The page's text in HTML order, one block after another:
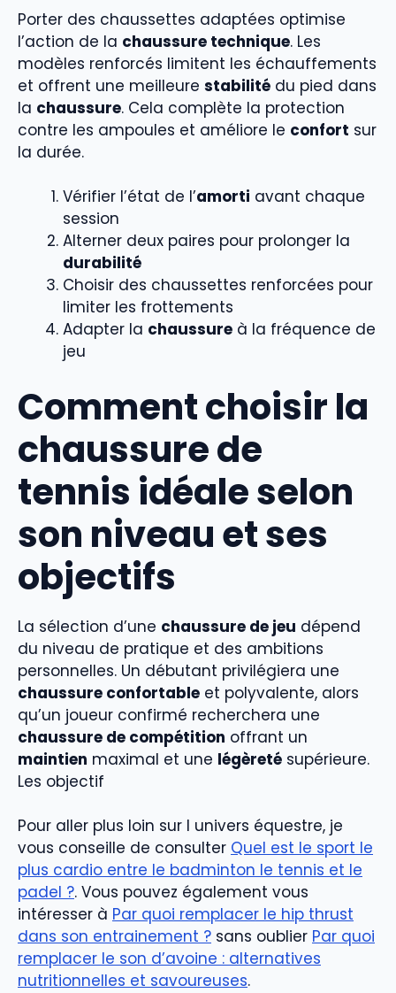
Porter des chaussettes adaptées optimise
l’action de la chaussure technique. Les
modèles renforcés limitent les échauffements
et offrent une meilleure stabilité du pied dans
la chaussure. Cela complète la protection
contre les ampoules et améliore le confort sur
la durée.
Vérifier l’état de l’amorti avant chaque
session
Alterner deux paires pour prolonger la
durabilité
Choisir des chaussettes renforcées pour
limiter les frottements
Adapter la chaussure à la fréquence de
jeu
Comment choisir la
chaussure de
tennis idéale selon
son niveau et ses
objectifs
La sélection d’une chaussure de jeu dépend
du niveau de pratique et des ambitions
personnelles. Un débutant privilégiera une
chaussure confortable et polyvalente, alors
qu’un joueur confirmé recherchera une
chaussure de compétition offrant un
maintien maximal et une légèreté supérieure.
Les objectif
Pour aller plus loin sur l univers équestre, je
vous conseille de consulter Quel est le sport le
plus cardio entre le badminton le tennis et le
padel ?. Vous pouvez également vous
intéresser à Par quoi remplacer le hip thrust
dans son entrainement ? sans oublier Par quoi
remplacer le son d’avoine : alternatives
nutritionnelles et savoureuses.